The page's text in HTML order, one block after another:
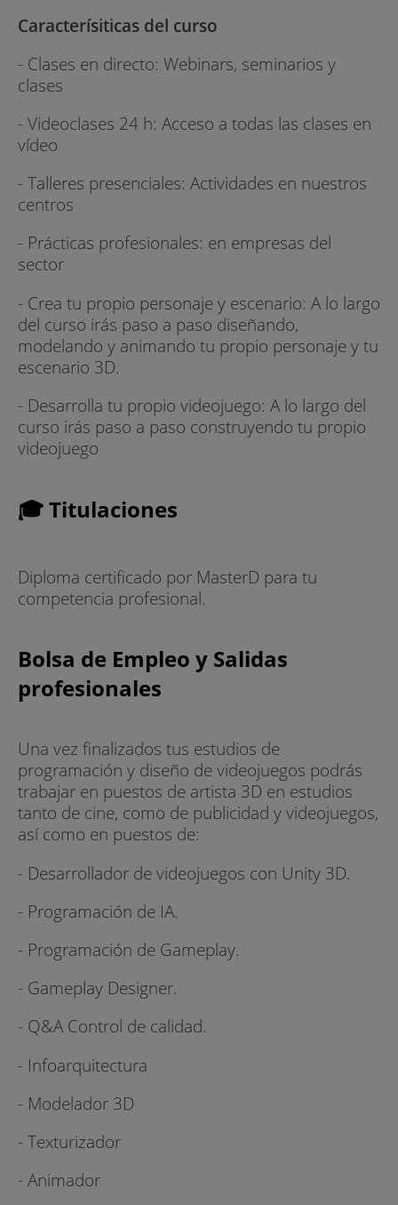
Caracterísiticas del curso
- Clases en directo: Webinars, seminarios y
clases
- Videoclases 24 h: Acceso a todas las clases en
vídeo
- Talleres presenciales: Actividades en nuestros
centros
- Prácticas profesionales: en empresas del
sector
- Crea tu propio personaje y escenario: A lo largo
del curso irás paso a paso diseñando,
modelando y animando tu propio personaje y tu
escenario 3D.
- Desarrolla tu propio videojuego: A lo largo del
curso irás paso a paso construyendo tu propio
videojuego
🎓 Titulaciones
Diploma certificado por MasterD para tu
competencia profesional.
Bolsa de Empleo y Salidas
profesionales
Una vez finalizados tus estudios de
programación y diseño de videojuegos podrás
trabajar en puestos de artista 3D en estudios
tanto de cine, como de publicidad y videojuegos,
así como en puestos de:
- Desarrollador de videojuegos con Unity 3D.
- Programación de IA.
- Programación de Gameplay.
- Gameplay Designer.
- Q&A Control de calidad.
- Infoarquitectura
- Modelador 3D
- Texturizador
- Animador